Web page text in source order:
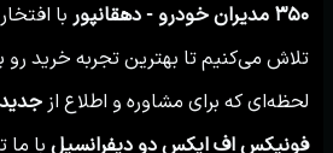
۳۵۰ مدیران خودرو - دهقانپور
با
تلاش می‌کنیم تا بهترین تجربه خرید رو
لحظه‌ای که برای مشاوره و اطلاع از
فونیکس اف ایکس دو دیفرانسیل با